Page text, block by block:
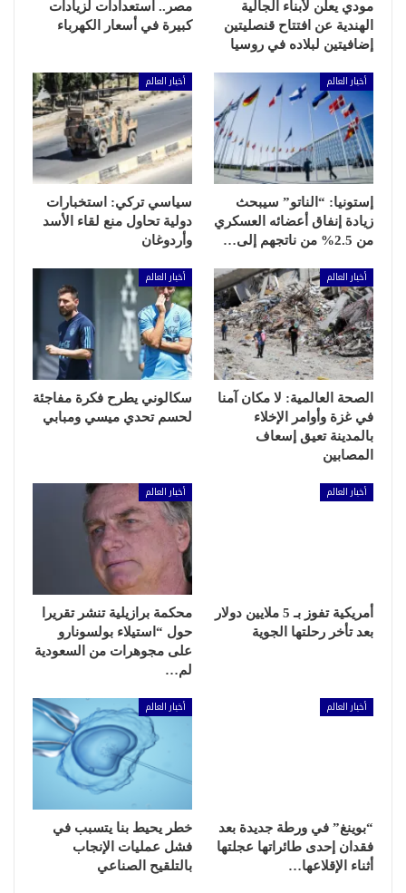
مودي يعلن لأبناء الجالية
الهندية عن افتتاح قنصليتين
إضافيتين لبلاده في روسيا
مصر.. استعدادات لزيادات
كبيرة في أسعار الكهرباء
أخبار العالم
إستونيا: “الناتو” سيبحث
زيادة إنفاق أعضائه العسكري
من 2.5% من ناتجهم إلى…
أخبار العالم
سياسي تركي: استخبارات
دولية تحاول منع لقاء الأسد
وأردوغان
أخبار العالم
الصحة العالمية: لا مكان آمنا
في غزة وأوامر الإخلاء
بالمدينة تعيق إسعاف
المصابين
أخبار العالم
سكالوني يطرح فكرة مفاجئة
لحسم تحدي ميسي ومبابي
أخبار العالم
أمريكية تفوز بـ 5 ملايين دولار
بعد تأخر رحلتها الجوية
أخبار العالم
محكمة برازيلية تنشر تقريرا
حول “استيلاء بولسونارو
على مجوهرات من السعودية
لم…
أخبار العالم
“بوينغ” في ورطة جديدة بعد
فقدان إحدى طائراتها عجلتها
أثناء الإقلاعها…
أخبار العالم
خطر يحيط بنا يتسبب في
فشل عمليات الإنجاب
بالتلقيح الصناعي